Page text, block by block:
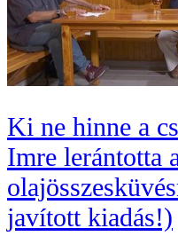
Ki ne hinne a
Imre lerántotta
javított kiadás!)